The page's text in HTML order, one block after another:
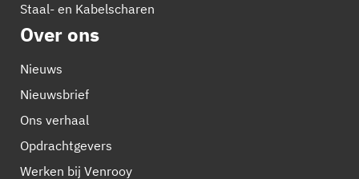
Staal- en Kabelscharen
Over ons
Nieuws
Nieuwsbrief
Ons verhaal
Opdrachtgevers
Werken bij Venrooy